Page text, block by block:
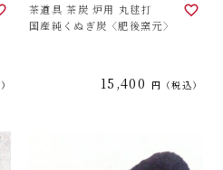
茶道具 茶炭 炉用 丸毬打
国産純くぬぎ炭〈肥後窯元〉
15,400 税込